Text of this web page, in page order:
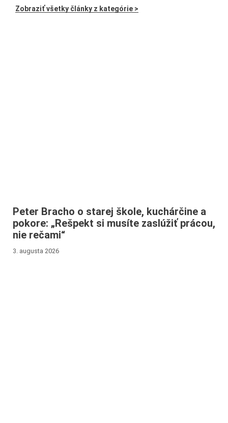
Zobraziť všetky články z kategórie >
Peter Bracho o starej škole, kuchárčine a
pokore: „Rešpekt si musíte zaslúžiť prácou,
nie rečami“
3. augusta 2026